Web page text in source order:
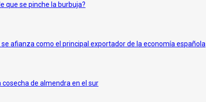
que se pinche la burbuja?
afianza como el principal exportador de la economía española
de almendra en el sur